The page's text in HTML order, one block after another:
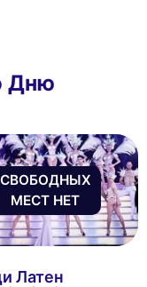
Дню
СВОБОДНЫХ
МЕСТ НЕТ
Латен